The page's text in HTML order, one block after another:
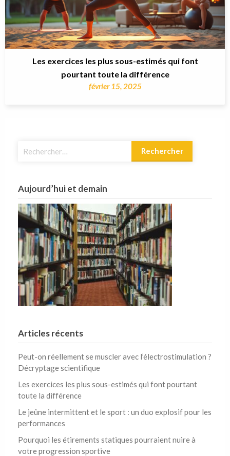
Les exercices les plus sous-estimés qui font
pourtant toute la différence
février 15, 2025
Aujourd’hui et demain
Articles récents
Peut-on réellement se muscler avec l’électrostimulation ?
Décryptage scientifique
Les exercices les plus sous-estimés qui font pourtant
toute la différence
Le jeûne intermittent et le sport : un duo explosif pour les
performances
Pourquoi les étirements statiques pourraient nuire à
votre progression sportive